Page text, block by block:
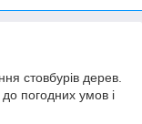
стовбурів дерев.
до погодних умов і